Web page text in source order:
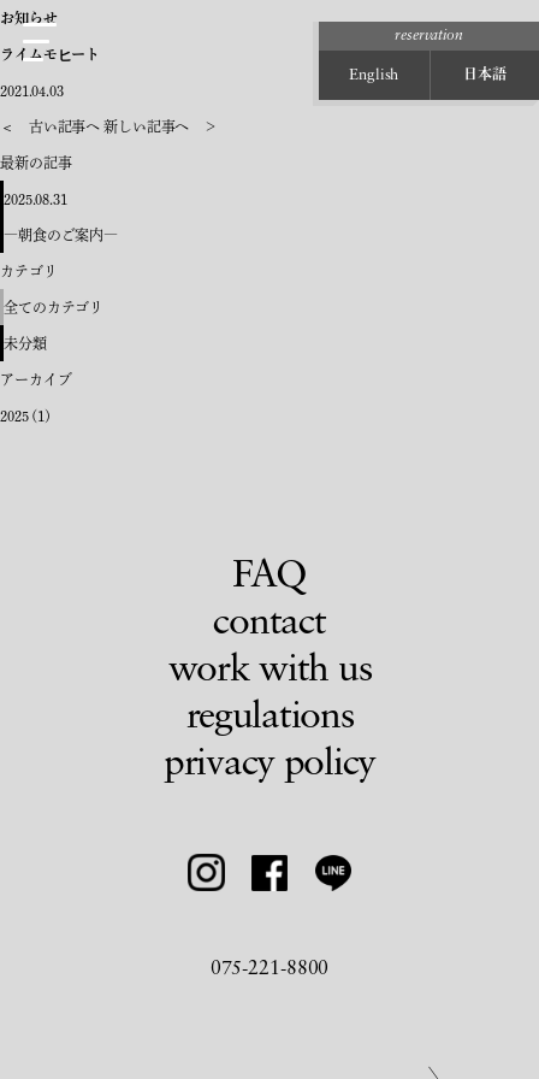
お知らせ
ライムモヒート
2021.04.03
＜ 古い記事へ 新しい記事へ ＞
最新の記事
2025.08.31
―朝食のご案内―
カテゴリ
全てのカテゴリ
未分類
アーカイブ
2025(1)
FAQ
contact
work with us
regulations
privacy policy
075-221-8800
reservation
English 日本語